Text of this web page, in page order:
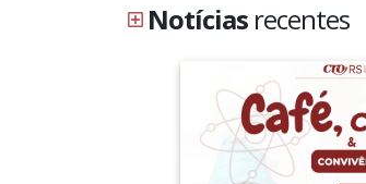
Notícias recentes